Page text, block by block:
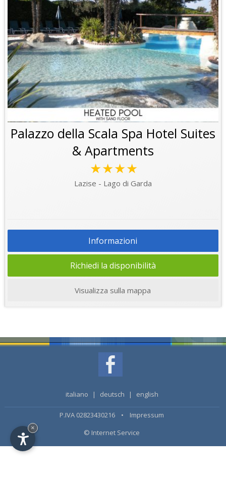
Palazzo della Scala Spa Hotel Suites
& Apartments
★★★★
Lazise - Lago di Garda
Informazioni
Richiedi la disponibilità
Visualizza sulla mappa
italiano | deutsch | english
P.IVA 02823430216 • Impressum
© Internet Service
×